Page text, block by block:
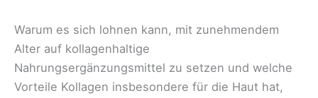
Warum es sich lohnen kann, mit zunehmendem
Alter auf kollagenhaltige
Nahrungsergänzungsmittel zu setzen und welche
Vorteile Kollagen insbesondere für die Haut hat,